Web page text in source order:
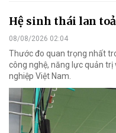
Hệ sinh thái lan
08/08/2026 02:04
Thước đo quan trọng nhất
công nghệ, năng lực quản
nghiệp Việt Nam.